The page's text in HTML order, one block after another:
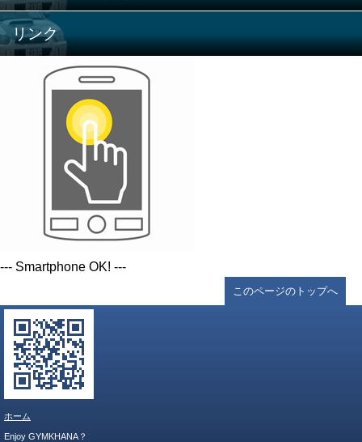
リンク
--- Smartphone OK! ---
このページのトップへ
ホーム
Enjoy GYMKHANA？